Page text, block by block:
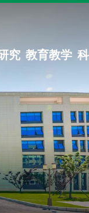
究 教育教学